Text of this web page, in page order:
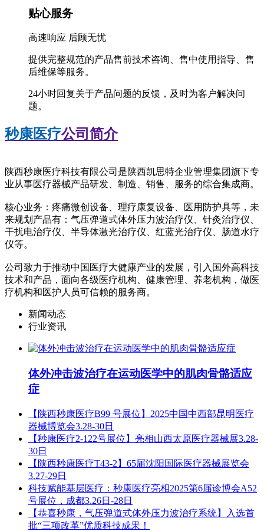
贴心服务
高速响应 后顾无忧
提供完整规范的产品售前技术咨询、售中使用指导、售
后维保等服务。
24小时回复关于产品问题的反馈，及时为客户解决问
题。
秒康医疗公司简介
陕西秒康医疗科技有限公司是陕西凯思特企业管理集团旗下专
业从事医疗器械产品研发、制造、销售、服务的综合集成商。
核心业务：疼痛微创设备、理疗康复设备、医用防护具等，未
来规划产品有：气压弹道式体外压力波治疗仪、针灸治疗仪、
干扰电治疗仪、半导体激光治疗仪、红蓝光治疗仪、肠道水疗
仪等。
公司致力于推动中国医疗大健康产业的发展，引入国外高科技
技术和产品，面向各级医疗机构、健康管理、养老机构，做医
疗机构和医护人员可信赖的服务商。
新闻动态
行业资讯
体外冲击波治疗在运动医学中的肌肉骨骼适应
症
【陕西秒康医疗B99 号展位】2025中国中西部昆明医疗
器械博览会3.28-30日
【秒康医疗2-122号展位】亮相山西太原医疗器械展3.28-
30日
【陕西秒康医疗T43-2】65届沈阳国际医疗器械展览会
3.27-29日
科技赋能基层医疗：秒康医疗亮相2025第6届诊博会A52
号展位，成都3.26日-28日
【恭喜秒康，气压弹道式体外压力波治疗系统】入选首
批“三项改革”优质科技成果！